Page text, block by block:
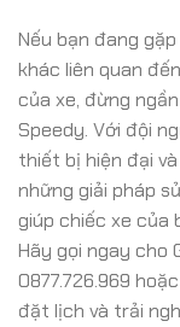
Nếu bạn đang
khác liên quan
của xe, đừng
Speedy. Với đội
thiết bị hiện đại
những giải pháp
giúp chiếc xe của
Hãy gọi ngay cho
0877.726.969
đặt lịch và trải